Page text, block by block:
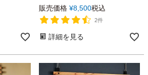
販売価格 ¥8,500税込
2件
詳細を見る